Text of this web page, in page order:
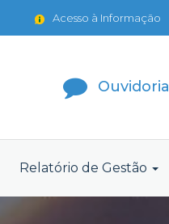
Acesso à Informação
Ouvidoria
Relatório de Gestão